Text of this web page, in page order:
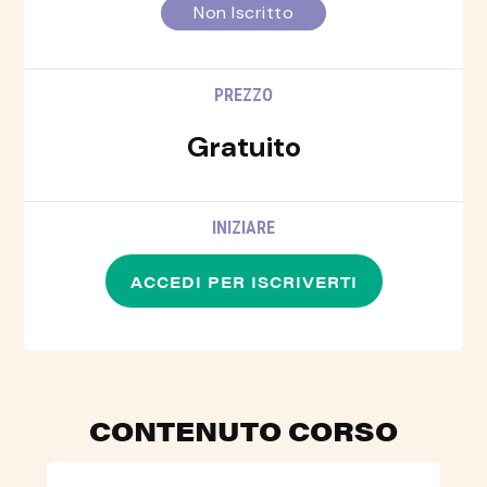
Non Iscritto
PREZZO
Gratuito
INIZIARE
ACCEDI PER ISCRIVERTI
CONTENUTO CORSO